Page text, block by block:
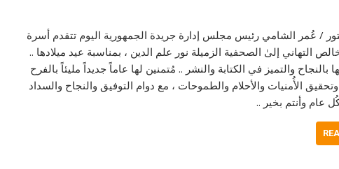
/ عُمر الشامي رئيس مجلس إدارة جريدة الجمهورية اليوم تتقدم أسرة
التهاني إلىٰ الصحفية الزميلة نور علم الدين ، بمناسبة عيد ميلادها ..
بالنجاح والتميز في الكتابة والنشر .. مُتمنين لها عاماً جديداً مليئاً بالفرح
الأُمنيات والأحلام والطموحات ، مع دوام التوفيق والنجاح والسداد
عام وأنتم بخير ..